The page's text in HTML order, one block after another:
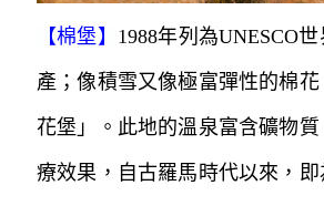
【棉堡 】 1988年列為UNESCO
產；像積雪又像極富彈性的棉
花堡」。 此地的溫泉富含礦物
療效果，自古羅馬時代以來，